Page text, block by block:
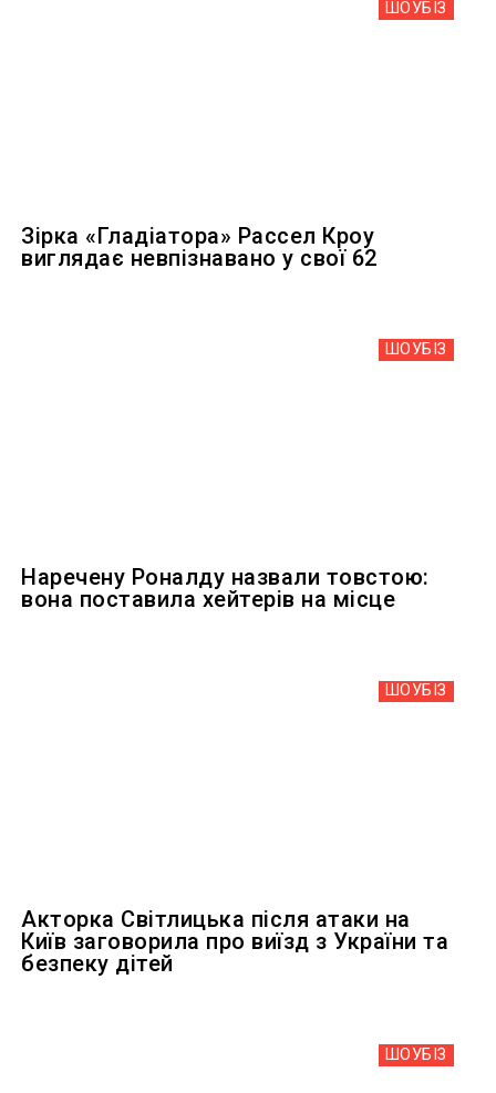
ШОУБIЗ
Зірка «Гладіатора» Рассел Кроу
виглядає невпізнавано у свої 62
ШОУБIЗ
Наречену Роналду назвали товстою:
вона поставила хейтерів на місце
ШОУБIЗ
Акторка Світлицька після атаки на
Київ заговорила про виїзд з України та
безпеку дітей
ШОУБIЗ